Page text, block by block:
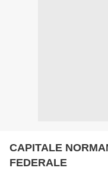
CAPITALE
FEDERALE